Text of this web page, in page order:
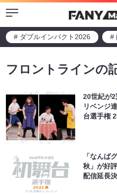
Menu
# ダブルインパクト2026 #
フロントラインの
20世紀が
リベンジ
台選手権
「なんば
秋」が好
配信延長